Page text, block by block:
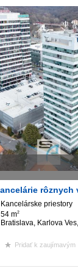
Kancelárske priestory
54 m2
Bratislava, Karlova
Pridať k zaujímavým